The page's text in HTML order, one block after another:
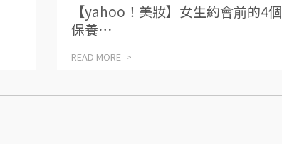
【yahoo！美妝】女生約會前的4個
保養⋯
READ MORE ->